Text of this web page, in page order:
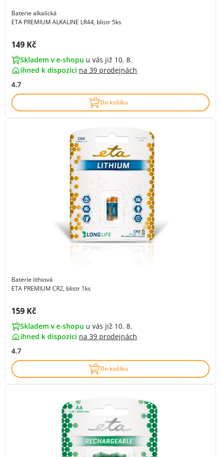
Baterie alkalická
ETA PREMIUM ALKALINE LR44, blistr 5ks
Cena s DPH:
149 Kč
Skladem v e-shopu u vás již 10. 8.
ihned k dispozici na 39 prodejnách
4.7
Do košíku
Baterie lithiová
ETA PREMIUM CR2, blistr 1ks
Cena s DPH:
159 Kč
Skladem v e-shopu u vás již 10. 8.
ihned k dispozici na 39 prodejnách
4.7
Do košíku